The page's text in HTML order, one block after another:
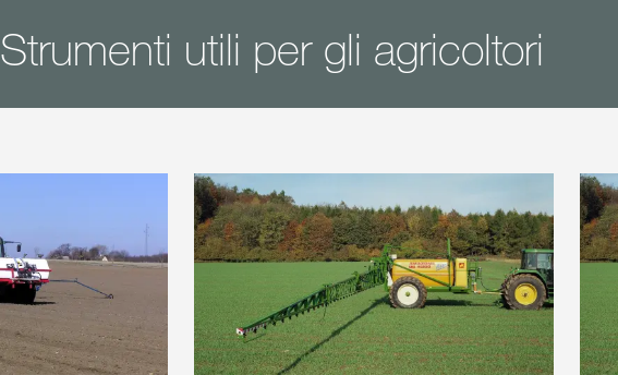
kws.com/
Strumenti utili per gli agricoltori